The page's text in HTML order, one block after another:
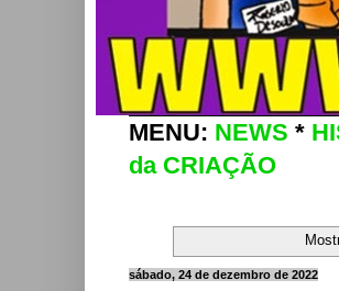
MENU: NEWS *
da CRIAÇÃO
sábado, 24 de dezembro de 2022